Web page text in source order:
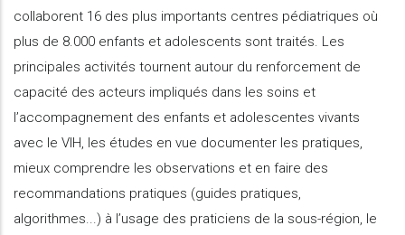
collaborent 16 des plus importants centres pédiatriques où
plus de 8.000 enfants et adolescents sont traités. Les
principales activités tournent autour du renforcement de
capacité des acteurs impliqués dans les soins et
l’accompagnement des enfants et adolescentes vivants
avec le VIH, les études en vue documenter les pratiques,
mieux comprendre les observations et en faire des
recommandations pratiques (guides pratiques,
algorithmes...) à l’usage des praticiens de la sous-région, le